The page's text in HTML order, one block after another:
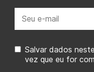
mail:
Salvar dados
vez que eu for